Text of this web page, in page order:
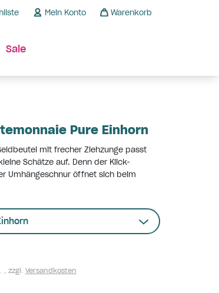
Mein Konto Warenkorb
Sale
Pure Einhorn
mit frecher Ziehzunge passt
Schätze auf. Denn der Klick-
Umhängeschnur öffnet sich beim
, zzgl. Versandkosten